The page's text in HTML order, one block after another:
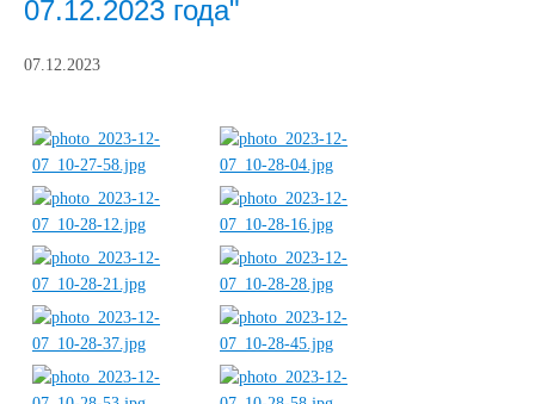
07.12.2023 года"
07.12.2023